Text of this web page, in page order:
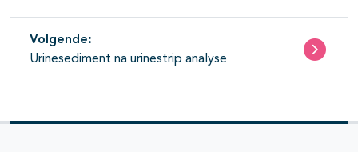
Volgende:
Urinesediment na urinestrip analyse